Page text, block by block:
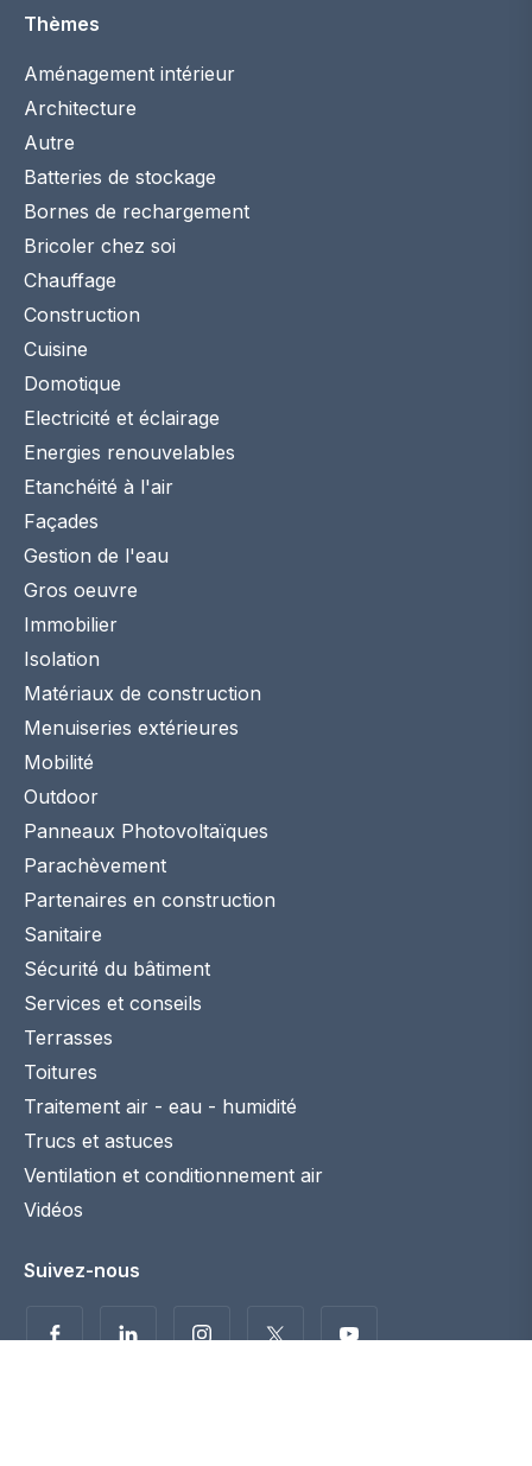
Thèmes
Aménagement intérieur
Architecture
Autre
Batteries de stockage
Bornes de rechargement
Bricoler chez soi
Chauffage
Construction
Cuisine
Domotique
Electricité et éclairage
Energies renouvelables
Etanchéité à l'air
Façades
Gestion de l'eau
Gros oeuvre
Immobilier
Isolation
Matériaux de construction
Menuiseries extérieures
Mobilité
Outdoor
Panneaux Photovoltaïques
Parachèvement
Partenaires en construction
Sanitaire
Sécurité du bâtiment
Services et conseils
Terrasses
Toitures
Traitement air - eau - humidité
Trucs et astuces
Ventilation et conditionnement air
Vidéos
Suivez-nous